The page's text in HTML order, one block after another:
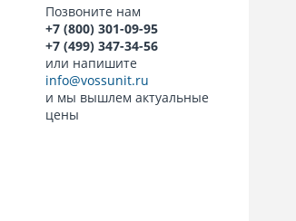
Позвоните нам
+7 (800) 301-09-95
+7 (499) 347-34-56
или напишите
info@vossunit.ru
и мы вышлем актуальные
цены